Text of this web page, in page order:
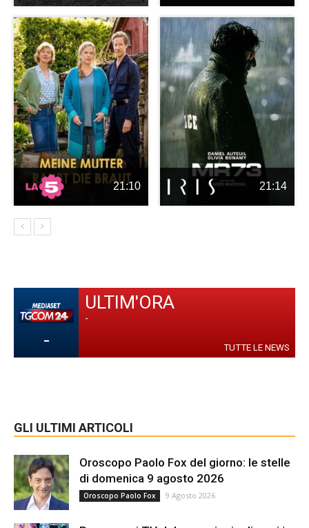
21:10 21:14
-
ULTIM'ORA
-
TUTTE LE NEWS
GLI ULTIMI ARTICOLI
Oroscopo Paolo Fox del giorno: le stelle
di domenica 9 agosto 2026
Oroscopo Paolo Fox 9 Agosto 2026